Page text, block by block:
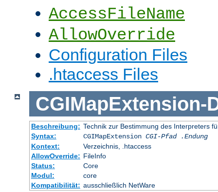
AccessFileName
AllowOverride
Configuration Files
.htaccess Files
CGIMapExtension-
Beschreibung: Technik zur Bestimmung des Interpreters
Syntax:
CGIMapExtension CGI-Pfad
.Endung
Kontext:
Verzeichnis, .htaccess
AllowOverride: FileInfo
Status:
Core
Modul:
core
Kompatibilität: ausschließlich NetWare